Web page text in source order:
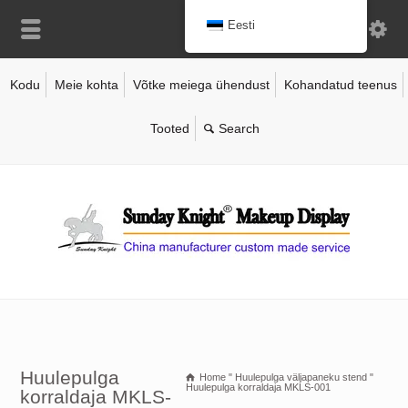
Kodu Meie kohta Võtke meiega ühendust Kohandatud teenus
Tooted
Huulepulga
korraldaja MKLS-
Home " Huulepulga väljapaneku stend "
Huulepulga korraldaja MKLS-001
Eesti